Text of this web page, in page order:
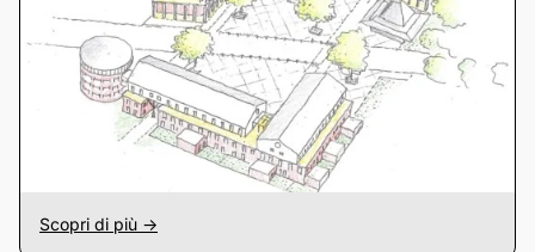
Scopri di più ->